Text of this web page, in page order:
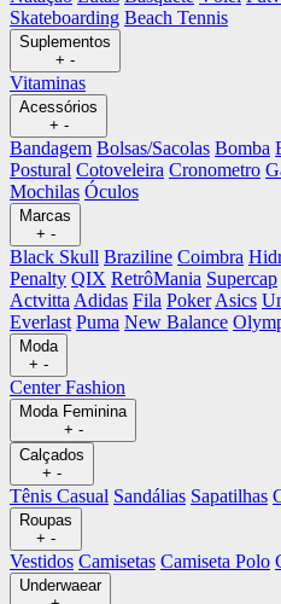
Skateboarding Beach Tennis
Suplementos
+ -
Vitaminas
Acessórios
+ -
Bandagem Bolsas/Sacolas Bomba
Postural Cotoveleira Cronometro
Mochilas Óculos
Marcas
+ -
Black Skull Braziline Coimbra
Penalty QIX RetrôMania Supercap
Actvitta Adidas Fila Poker Asics
Everlast Puma New Balance
Moda
+ -
Center Fashion
Moda Feminina
+ -
Calçados
+ -
Tênis Casual Sandálias Sapatilhas
Roupas
+ -
Vestidos Camisetas Camiseta Polo
Underwaear